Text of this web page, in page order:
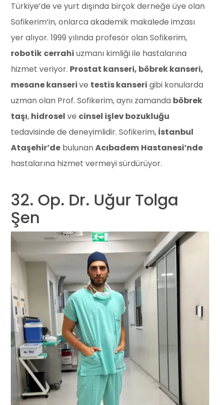
Türkiye’de ve yurt dışında birçok derneğe üye olan
Sofikerim’in, onlarca akademik makalede imzası
yer alıyor. 1999 yılında profesör olan Sofikerim,
robotik cerrahi uzmanı kimliği ile hastalarına
hizmet veriyor. Prostat kanseri, böbrek kanseri,
mesane kanserive testis kanseri gibi konularda
uzman olan Prof. Sofikerim, aynı zamanda böbrek
taşı, hidrosel ve cinsel işlev bozukluğu
tedavisinde de deneyimlidir. Sofikerim, İstanbul
Ataşehir’de bulunanAcıbadem Hastanesi’nde
hastalarına hizmet vermeyi sürdürüyor.
32. Op. Dr. Uğur Tolga
Şen